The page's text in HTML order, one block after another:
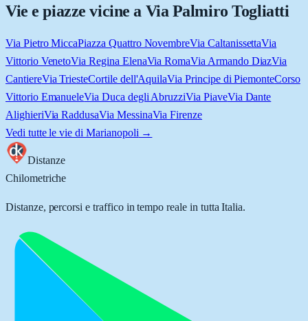
Vie e piazze vicine a Via Palmiro Togliatti
Via Pietro MiccaPiazza Quattro NovembreVia CaltanissettaVia
Vittorio VenetoVia Regina ElenaVia RomaVia Armando DiazVia
CantiereVia TriesteCortile dell'AquilaVia Principe di PiemonteCorso
Vittorio EmanueleVia Duca degli AbruzziVia PiaveVia Dante
AlighieriVia RaddusaVia MessinaVia Firenze
Vedi tutte le vie di Marianopoli →
Distanze
Chilometriche
Distanze, percorsi e traffico in tempo reale in tutta Italia.